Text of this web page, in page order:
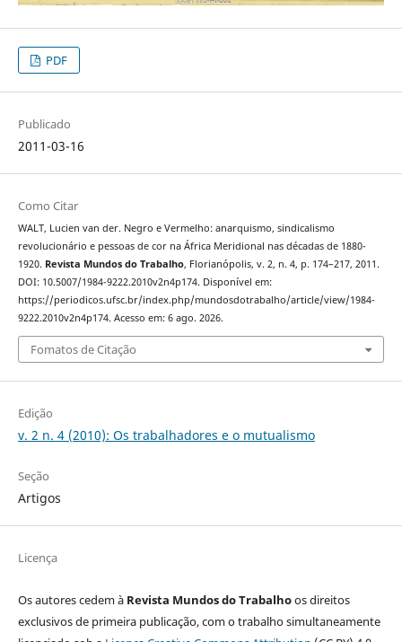
PDF
Publicado
2011-03-16
Como Citar
WALT, Lucien van der. Negro e Vermelho: anarquismo, sindicalismo
revolucionário e pessoas de cor na África Meridional nas décadas de 1880-
1920. Revista Mundos do Trabalho, Florianópolis, v. 2, n. 4, p. 174–217, 2011.
DOI: 10.5007/1984-9222.2010v2n4p174. Disponível em:
https://periodicos.ufsc.br/index.php/mundosdotrabalho/article/view/1984-
9222.2010v2n4p174. Acesso em: 6 ago. 2026.
Fomatos de Citação
Edição
v. 2 n. 4 (2010): Os trabalhadores e o mutualismo
Seção
Artigos
Licença
Os autores cedem à Revista Mundos do Trabalhoos direitos
exclusivos de primeira publicação, com o trabalho simultaneamente